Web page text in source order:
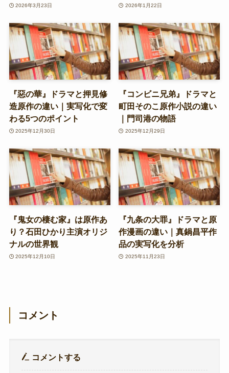
2026年3月23日 2026年1月22日
『惡の華』ドラマと押見修
造原作の違い｜実写化で変
わる5つのポイント
2025年12月30日
『コンビニ兄弟』ドラマと
町田そのこ原作小説の違い
｜門司港の物語
2025年12月29日
『鬼女の棲む家』は原作あ
り？石田ひかり主演オリジ
ナルの世界観
2025年12月10日
『九条の大罪』ドラマと原
作漫画の違い｜真鍋昌平作
品の実写化を分析
2025年11月23日
コメント
コメントする